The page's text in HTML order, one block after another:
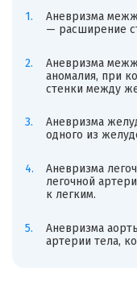
Аневризма
— расширение
Аневризма
аномалия, при
стенки между
Аневризма
одного из
Аневризма
легочной
к легким.
Аневризма
артерии тела,